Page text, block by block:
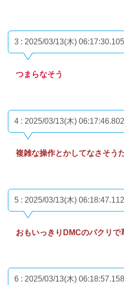
3 : 2025/03/13(木) 06:17:30.105
つまらなそう
4 : 2025/03/13(木) 06:17:46.802
複雑な操作とかしてなさそう
5 : 2025/03/13(木) 06:18:47.112
おもいっきりDMCのパクリで
6 : 2025/03/13(木) 06:18:57.158